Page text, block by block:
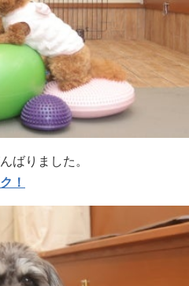
ばりました。
！